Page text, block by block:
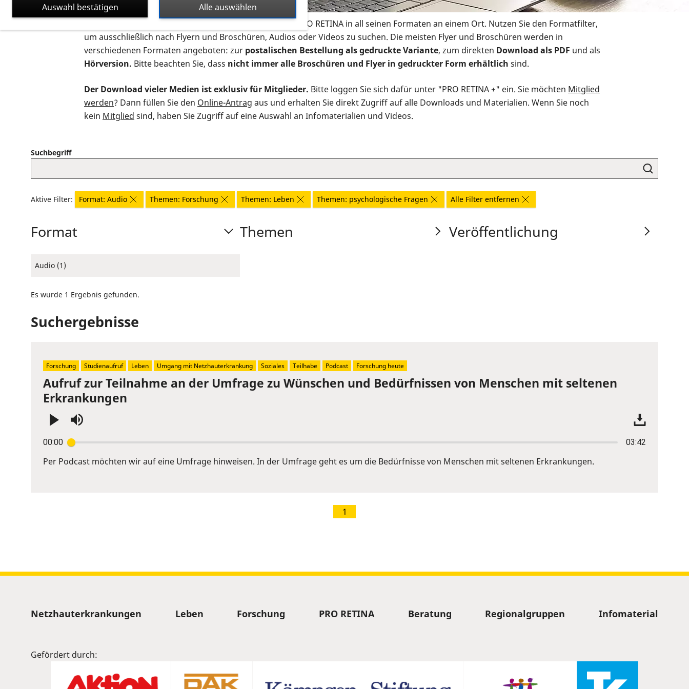
Auf dieser Seite finden Sie sämtliches Infomaterial der PRO RETINA in all seinen Formaten an einem Ort. Nutzen Sie den Formatfilter,
um ausschließlich nach Flyern und Broschüren, Audios oder Videos zu suchen. Die meisten Flyer und Broschüren werden in
verschiedenen Formaten angeboten: zur postalischen Bestellung als gedruckte Variante, zum direkten Download als PDF und als
Hörversion. Bitte beachten Sie, dass nicht immer alle Broschüren und Flyer in gedruckter Form erhältlich sind.
Der Download vieler Medien ist exklusiv für Mitglieder. Bitte loggen Sie sich dafür unter "PRO RETINA +" ein. Sie möchten Mitglied
werden? Dann füllen Sie den Online-Antrag aus und erhalten Sie direkt Zugriff auf alle Downloads und Materialien. Wenn Sie noch
kein Mitglied sind, haben Sie Zugriff auf eine Auswahl an Infomaterialien und Videos.
Suchbegriff
Aktive Filter: Format: Audio Themen: Forschung Themen: Leben Themen: psychologische Fragen Alle Filter entfernen
Format
Audio (1)
Themen Veröffentlichung
Es wurde 1 Ergebnis gefunden.
Suchergebnisse
Aufruf zur Teilnahme an der Umfrage zu Wünschen und Bedürfnissen von Menschen mit seltenen
Erkrankungen
00:00 03:42
Enter
or
Per Podcast möchten wir auf eine Umfrage hinweisen. In der Umfrage geht es um die Bedürfnisse von Menschen mit seltenen Erkrankungen.
Forschung Studienaufruf Leben Umgang mit Netzhauterkrankung Soziales Teilhabe Podcast Forschung heute
1
Sitemap
Netzhauterkrankungen Leben Forschung PRO RETINA Beratung Regionalgruppen Infomaterial
Gefördert durch:
Alle auswählen
Auswahl bestätigen